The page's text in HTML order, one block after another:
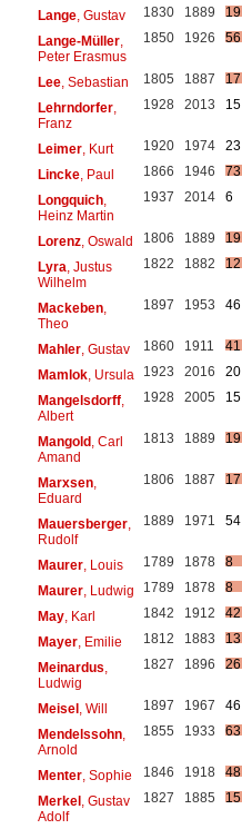
Lange, Gustav 1830 1889
19
Lange-Müller,
Peter Erasmus
1850 1926 56
Lee, Sebastian 1805 1887
17
Lehrndorfer,
Franz
1928 2013 15
Leimer, Kurt 1920 1974
23
Lincke, Paul 1866 1946
73
Longquich,
Heinz Martin
1937 2014 6
Lorenz, Oswald 1806 1889
19
Lyra , Justus
Wilhelm
1822 1882 12
Mackeben,
Theo
1897 1953 46
Mahler, Gustav 1860 1911
41
Mamlok, Ursula 1923 2016
20
Mangelsdorff,
Albert
1928 2005 15
Mangold, Carl
Amand
1813 1889 19
Marxsen,
Eduard
1806 1887 17
Mauersberger,
Rudolf
1889 1971 54
Maurer, Louis 1789 1878
8
Maurer, Ludwig 1789 1878
8
May, Karl 1842 1912
42
Mayer, Emilie 1812 1883
13
Meinardus
Ludwig
1827 1896 26
Meisel, Will 1897 1967
46
Mendelssohn,
Arnold
1855 1933 63
Menter, Sophie 1846 1918
48
Merkel, Gustav
Adolf
1827 1885 15